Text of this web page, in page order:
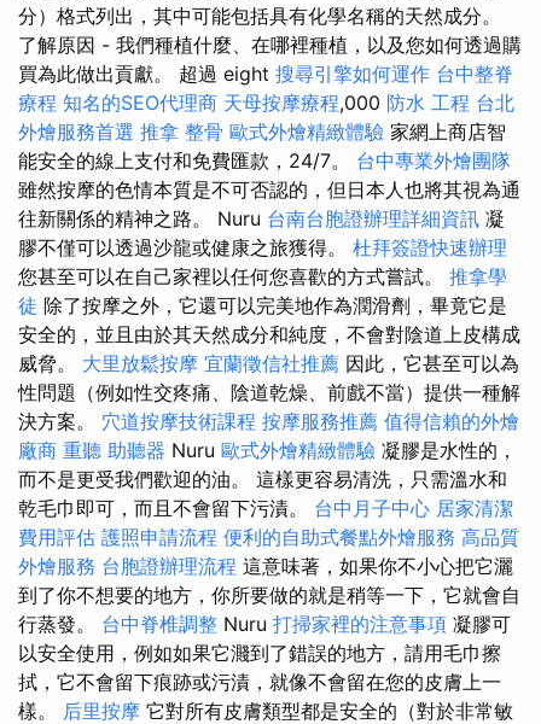
分）格式列出，其中可能包括具有化學名稱的天然成分。
了解原因 - 我們種植什麼、在哪裡種植，以及您如何透過購
買為此做出貢獻。 超過 eight 搜尋引擎如何運作 台中整脊
療程 知名的SEO代理商 天母按摩療程,000 防水 工程 台北
外燴服務首選 推拿 整骨 歐式外燴精緻體驗 家網上商店智
能安全的線上支付和免費匯款，24/7。 台中專業外燴團隊
雖然按摩的色情本質是不可否認的，但日本人也將其視為通
往新關係的精神之路。 Nuru 台南台胞證辦理詳細資訊 凝
膠不僅可以透過沙龍或健康之旅獲得。 杜拜簽證快速辦理
您甚至可以在自己家裡以任何您喜歡的方式嘗試。 推拿學
徒 除了按摩之外，它還可以完美地作為潤滑劑，畢竟它是
安全的，並且由於其天然成分和純度，不會對陰道上皮構成
威脅。 大里放鬆按摩 宜蘭徵信社推薦 因此，它甚至可以為
性問題（例如性交疼痛、陰道乾燥、前戲不當）提供一種解
決方案。 穴道按摩技術課程 按摩服務推薦 值得信賴的外燴
廠商 重聽 助聽器 Nuru 歐式外燴精緻體驗 凝膠是水性的，
而不是更受我們歡迎的油。 這樣更容易清洗，只需溫水和
乾毛巾即可，而且不會留下污漬。 台中月子中心 居家清潔
費用評估 護照申請流程 便利的自助式餐點外燴服務 高品質
外燴服務 台胞證辦理流程 這意味著，如果你不小心把它灑
到了你不想要的地方，你所要做的就是稍等一下，它就會自
行蒸發。 台中脊椎調整 Nuru 打掃家裡的注意事項 凝膠可
以安全使用，例如如果它濺到了錯誤的地方，請用毛巾擦
拭，它不會留下痕跡或污漬，就像不會留在您的皮膚上一
樣。 后里按摩 它對所有皮膚類型都是安全的（對於非常敏